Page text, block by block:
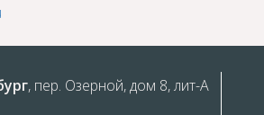
, пер. Озерной, дом 8, лит-А